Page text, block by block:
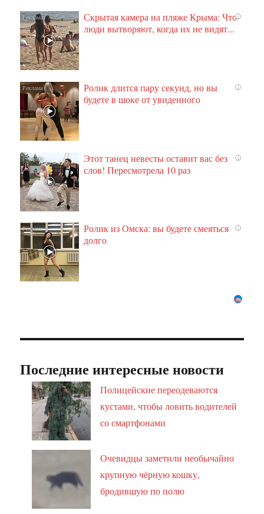
i
Скрытая камера на пляже Крыма: Что
люди вытворяют, когда их не видят...
i
Ролик длится пару секунд, но вы
будете в шоке от увиденного
i
Этот танец невесты оставит вас без
слов! Пересмотрела 10 раз
i
Ролик из Омска: вы будете смеяться
долго
Последние интересные новости
Полицейские переодеваются
кустами, чтобы ловить водителей
со смартфонами
Очевидцы заметили необычайно
крупную чёрную кошку,
бродившую по полю